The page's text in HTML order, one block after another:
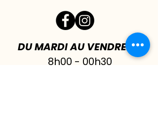
DU MARDI AU VENDREDI|
8h00 - 00h30